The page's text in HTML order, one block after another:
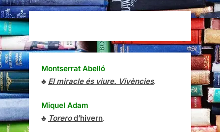
Montserrat Abelló
♣ El miracle és viure. Vivències.
Miquel Adam
♣ Torerod’hivern.